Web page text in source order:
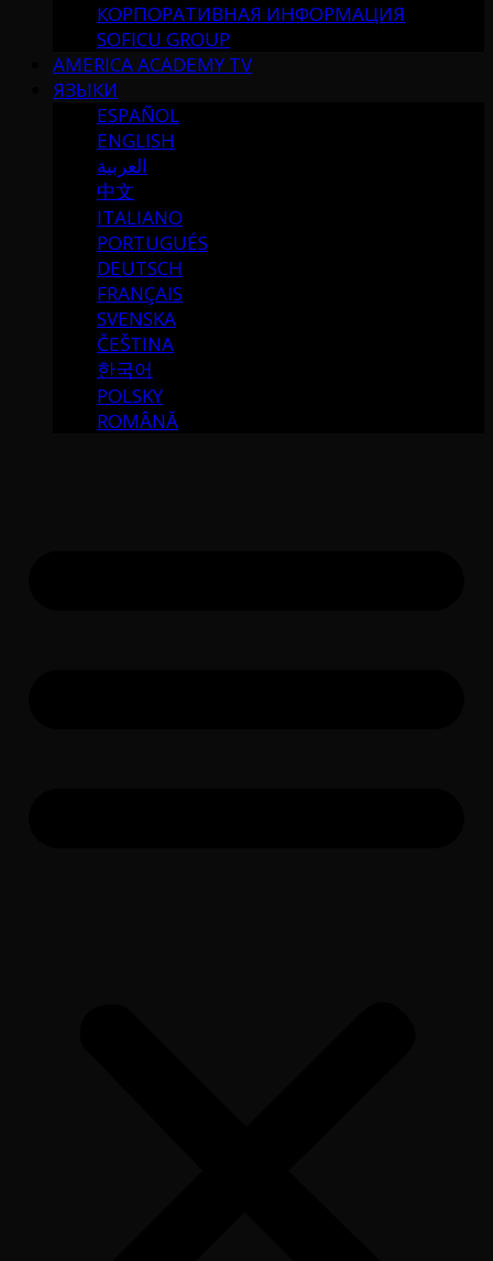
КОРПОРАТИВНАЯ ИНФОРМАЦИЯ
SOFICU GROUP
AMERICA ACADEMY TV
ЯЗЫКИ
ESPAÑOL
ENGLISH
العربية
中文
ITALIANO
PORTUGUÉS
DEUTSCH
FRANÇAIS
SVENSKA
ČEŠTINA
한국어
POLSKY
ROMÂNĂ